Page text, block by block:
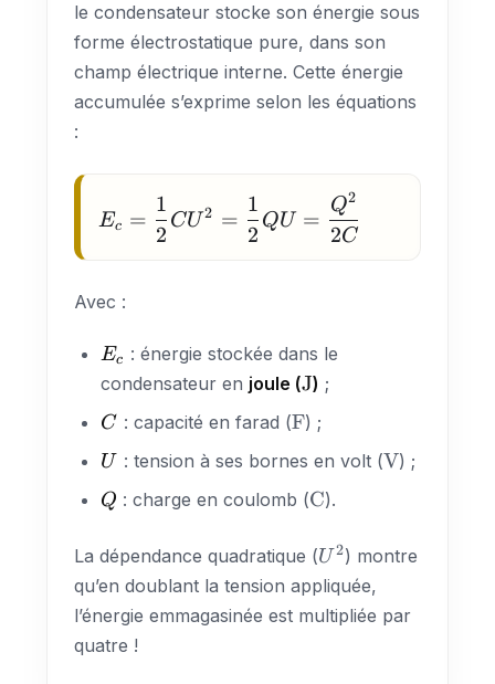
le condensateur stocke son énergie sous
forme électrostatique pure, dans son
champ électrique interne. Cette énergie
accumulée s’exprime selon les équations
:
E_c =
\dfrac{1}
{2} Q U =
{2C}
Ec =
2
1
CU2 =
2
1
QU =
2C
Q2
Avec :
E_c
Ec
: énergie stockée dans le
condensateur en joule (\text{J}
J) ;
C
C : capacité en farad (\text{F}
F) ;
U
U : tension à ses bornes en volt (\text{V}
V) ;
Q
Q : charge en coulomb (\text{C}
C).
La dépendance quadratique (U^2
U2) montre
qu’en doublant la tension appliquée,
l’énergie emmagasinée est multipliée par
quatre !